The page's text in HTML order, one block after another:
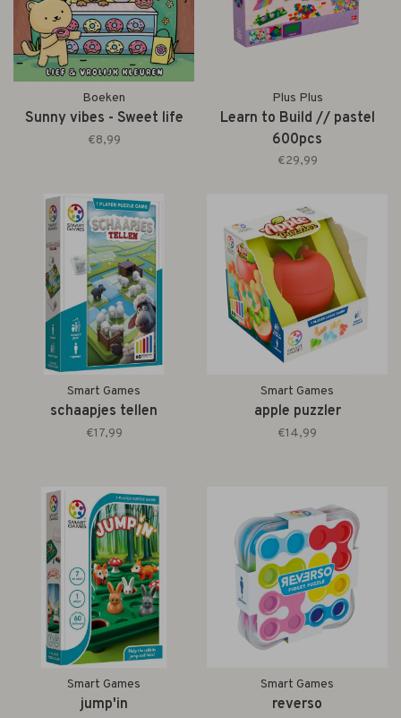
Boeken
Sunny vibes - Sweet life
€8,99
Plus Plus
Learn to Build // pastel
600pcs
€29,99
Smart Games
schaapjes tellen
€17,99
Smart Games
apple puzzler
€14,99
Smart Games
jump'in
Smart Games
reverso